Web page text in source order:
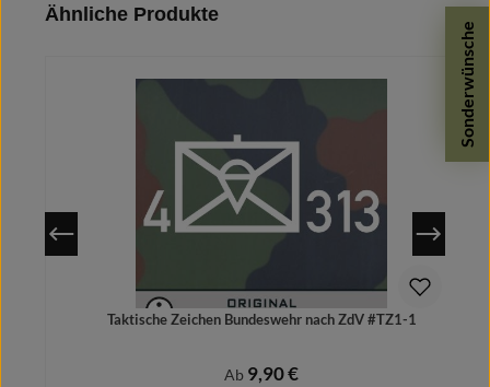
Sonderwünsche
Produktgalerie überspringen
Ähnliche Produkte
Taktische Zeichen Bundeswehr nach ZdV #TZ1-1
Regulärer Preis:
Ab 9,90 €